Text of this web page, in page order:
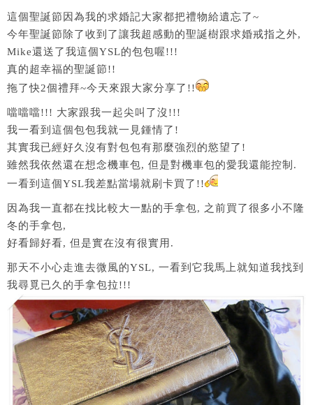
這個聖誕節因為我的求婚記大家都把禮物給遺忘了~
今年聖誕節除了收到了讓我超感動的聖誕樹跟求婚戒指之外,
Mike還送了我這個YSL的包包喔!!!
真的超幸福的聖誕節!!
拖了快2個禮拜~今天來跟大家分享了!!
噹噹噹!!! 大家跟我一起尖叫了沒!!!
我一看到這個包包我就一見鍾情了!
其實我已經好久沒有對包包有那麼強烈的慾望了!
雖然我依然還在想念機車包, 但是對機車包的愛我還能控制.
一看到這個YSL我差點當場就刷卡買了!!
因為我一直都在找比較大一點的手拿包, 之前買了很多小不隆
冬的手拿包,
好看歸好看, 但是實在沒有很實用.
那天不小心走進去微風的YSL, 一看到它我馬上就知道我找到
我尋覓已久的手拿包拉!!!